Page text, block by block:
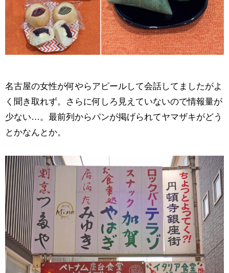
名古屋の女性が何やらアピールして会話してましたがよ
く聞き取れず。さらに何しろ見えていないので情報量が
少ない…。最前列からパンが掲げられてヤマザキがどう
とかなんとか。